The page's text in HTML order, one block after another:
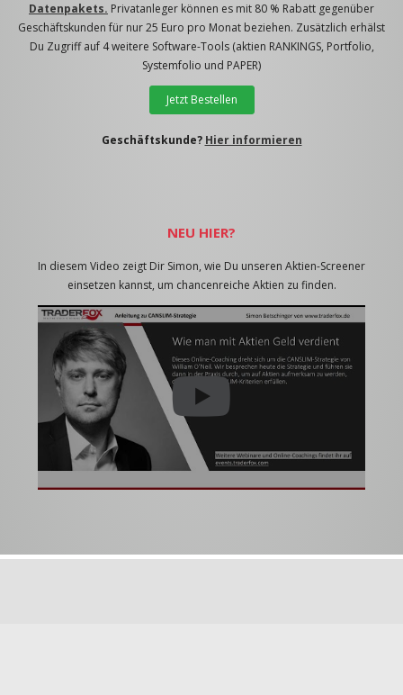
Datenpakets. Privatanleger können es mit 80 % Rabatt gegenüber
Geschäftskunden für nur 25 Euro pro Monat beziehen. Zusätzlich erhälst
Du Zugriff auf 4 weitere Software-Tools (aktien RANKINGS, Portfolio,
Systemfolio und PAPER)
Jetzt Bestellen
Geschäftskunde? Hier informieren
NEU HIER?
In diesem Video zeigt Dir Simon, wie Du unseren Aktien-Screener
einsetzen kannst, um chancenreiche Aktien zu finden.